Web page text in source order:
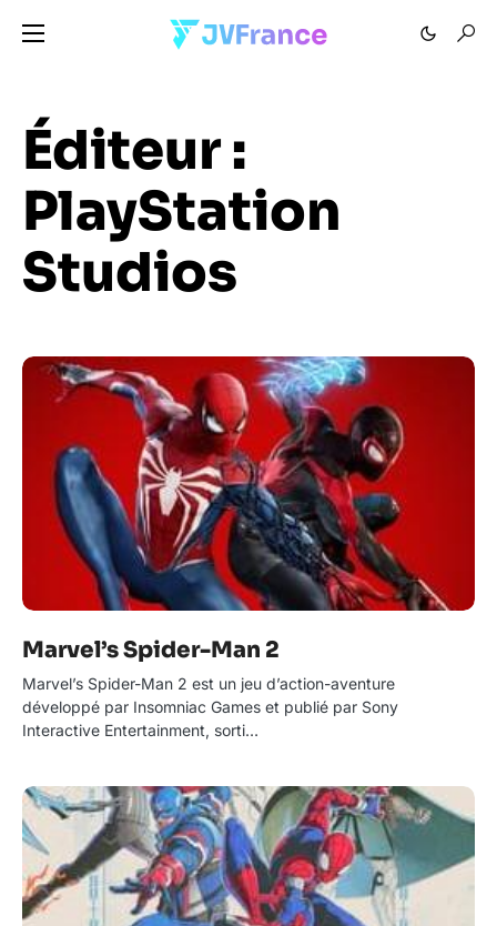
Éditeur :
PlayStation
Studios
Marvel’s Spider-Man 2
Marvel’s Spider-Man 2 est un jeu d’action-aventure
développé par Insomniac Games et publié par Sony
Interactive Entertainment, sorti…